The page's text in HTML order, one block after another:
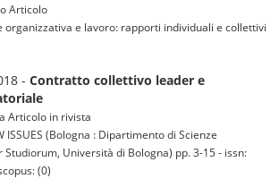
Articolo
organizzativa e lavoro: rapporti individuali e collettivi
- Contratto collettivo leader e
Articolo in rivista
ISSUES (Bologna : Dipartimento di Scienze
Università di Bologna) pp. 3-15 - issn:
(0)